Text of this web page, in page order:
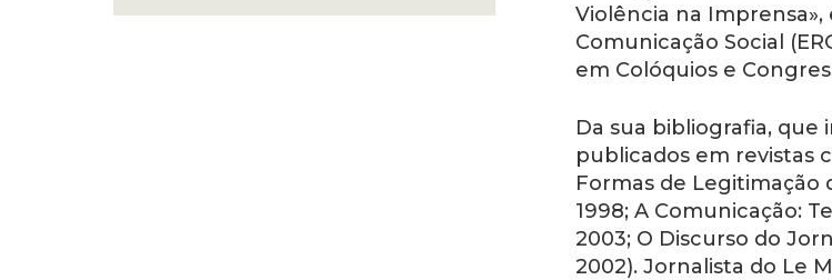
Violência na
Comunicação Social
em Colóquios e
Da sua bibliografia, que
publicados em revistas
Formas de Legitimação
1998; A Comunicação:
2003; O Discurso do
2002). Jornalista do Le